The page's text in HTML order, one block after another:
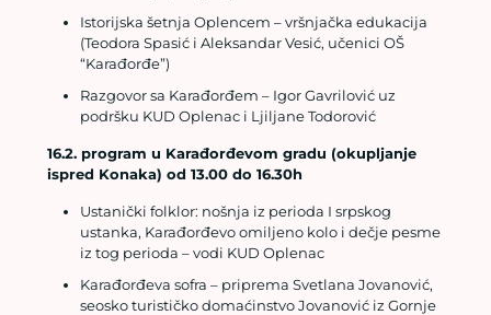
Istorijska šetnja Oplencem – vršnjačka edukacija
(Teodora Spasić i Aleksandar Vesić, učenici OŠ
“Karađorđe”)
Razgovor sa Karađorđem – Igor Gavrilović uz
podršku KUD Oplenac i Ljiljane Todorović
16.2. program u Karađorđevom gradu (okupljanje
ispred Konaka) od 13.00 do 16.30h
Ustanički folklor: nošnja iz perioda I srpskog
ustanka, Karađorđevo omiljeno kolo i dečje pesme
iz tog perioda – vodi KUD Oplenac
Karađorđeva sofra – priprema Svetlana Jovanović,
seosko turističko domaćinstvo Jovanović iz Gornje